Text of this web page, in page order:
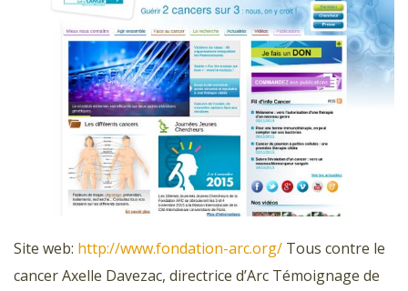
Site web: http://www.fondation-arc.org/ Tous contre le
cancer Axelle Davezac, directrice d’Arc Témoignage de